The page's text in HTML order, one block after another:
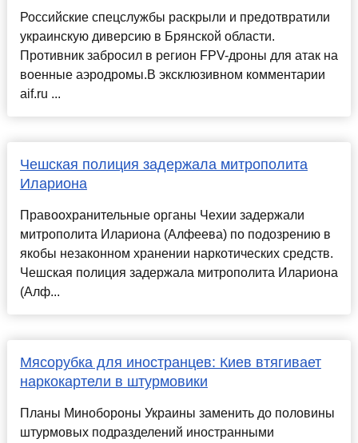
Российские спецслужбы раскрыли и предотвратили
украинскую диверсию в Брянской области.
Противник забросил в регион FPV-дроны для атак на
военные аэродромы.В эксклюзивном комментарии
aif.ru ...
Чешская полиция задержала митрополита
Илариона
Правоохранительные органы Чехии задержали
митрополита Илариона (Алфеева) по подозрению в
якобы незаконном хранении наркотических средств.
Чешская полиция задержала митрополита Илариона
(Алф...
Мясорубка для иностранцев: Киев втягивает
наркокартели в штурмовики
Планы Минобороны Украины заменить до половины
штурмовых подразделений иностранными